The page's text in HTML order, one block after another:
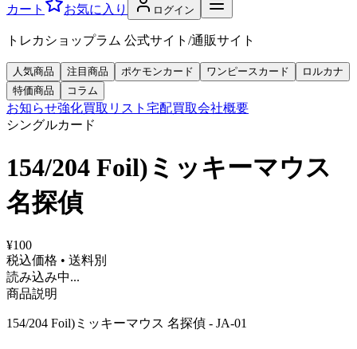
カート お気に入り ログイン
トレカショップラム 公式サイト/通販サイト
人気商品 注目商品 ポケモンカード ワンピースカード
ロルカナ
特価商品
コラム
お知らせ強化買取リスト 宅配買取会社概要
シングルカード
154/204 Foil)ミッキーマウス
名探偵
¥100
税込価格 • 送料別
読み込み中...
商品説明
154/204 Foil)ミッキーマウス 名探偵 - JA-01